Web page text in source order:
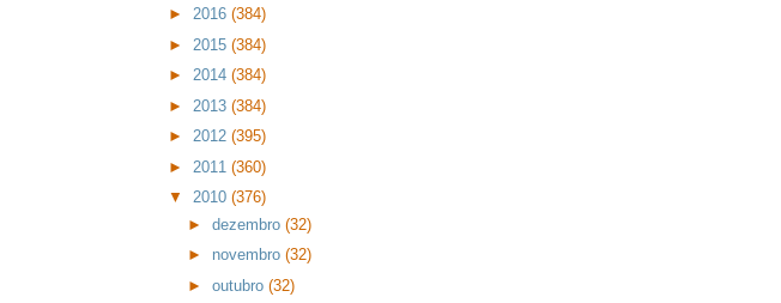
► 2016 (384)
► 2015 (384)
► 2014 (384)
► 2013 (384)
► 2012 (395)
► 2011 (360)
▼ 2010 (376)
► dezembro (32)
► novembro (32)
► outubro (32)